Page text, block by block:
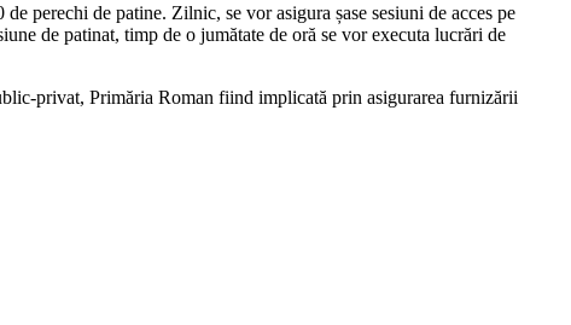
perechi de patine. Zilnic, se vor asigura șase sesiuni de acces pe
de patinat, timp de o jumătate de oră se vor executa lucrări de
privat, Primăria Roman fiind implicată prin asigurarea furnizării